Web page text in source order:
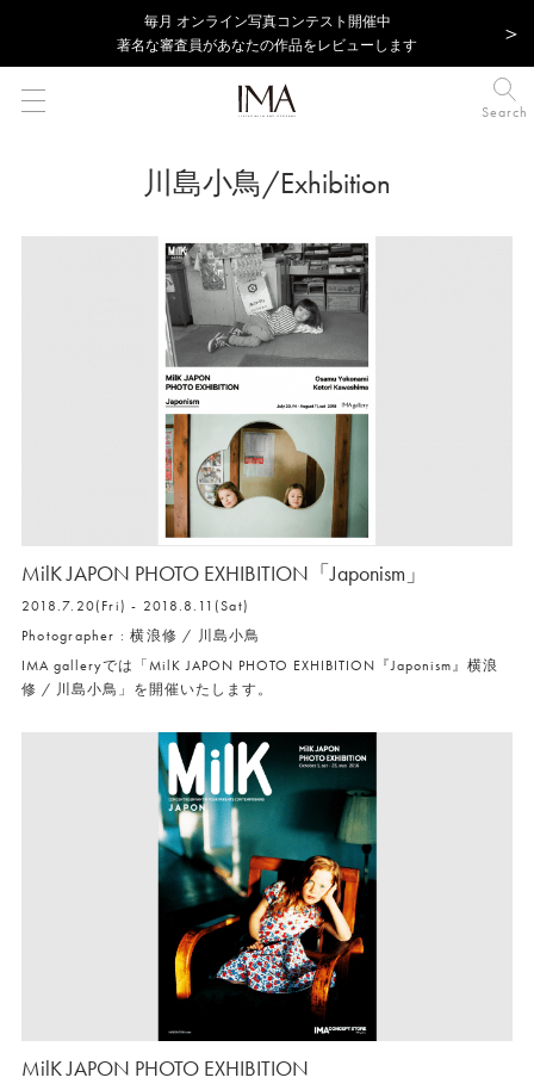
毎⽉ オンライン写真コンテスト開催中
著名な審査員があなたの作品をレビューします
Search
川島小鳥/Exhibition
MilK JAPON PHOTO EXHIBITION「Japonism」
2018.7.20(Fri) - 2018.8.11(Sat)
Photographer : 横浪修 / 川島小鳥
IMA galleryでは「MilK JAPON PHOTO EXHIBITION『Japonism』横浪
修 / 川島小鳥」を開催いたします。
MilK JAPON PHOTO EXHIBITION